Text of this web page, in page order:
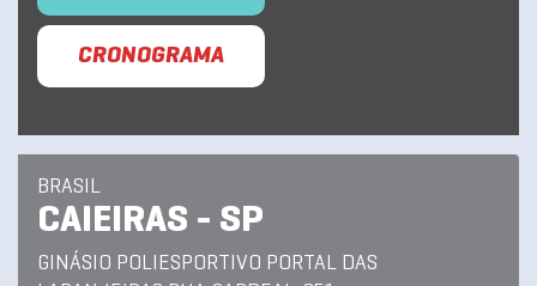
CRONOGRAMA
BRASIL
CAIEIRAS - SP
GINÁSIO POLIESPORTIVO PORTAL DAS